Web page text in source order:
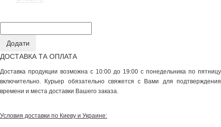
ДОСТАВКА ТА ОПЛАТА
Доставка продукции возможна с 10:00 до 19:00 с понедельника по пятницу
включительно. Курьер обязательно свяжется с Вами для подтверждения
времени и места доставки Вашего заказа.
Условия доставки по Киеву и Украине: